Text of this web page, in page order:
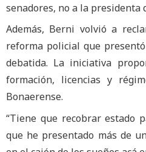
senadores, no a la presidenta
Además, Berni volvió a
reforma policial que
debatida. La iniciativa
formación, licencias y
Bonaerense.
“Tiene que recobrar estado
que he presentado más de